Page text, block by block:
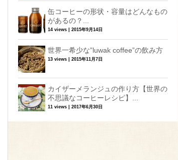
缶コーヒーの形状・容量はどんなもの
があるの？...
14 views 2015年9月14日
世界一希少な”luwak coffee”の飲み方
13 views 2015年11月7日
カイザーメランジュの作り方【世界の
不思議なコーヒーレシピ】...
11 views 2017年6月30日